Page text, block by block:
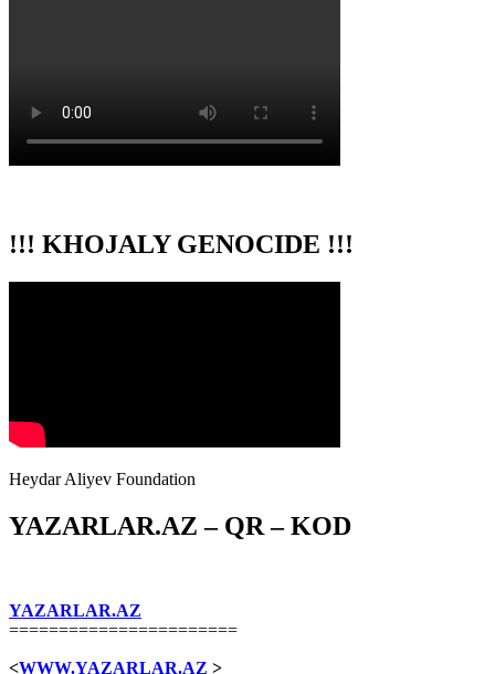
!!! KHOJALY GENOCIDE !!!
Heydar Aliyev Foundation
YAZARLAR.AZ – QR – KOD
YAZARLAR.AZ
=======================
<WWW.YAZARLAR.AZ >